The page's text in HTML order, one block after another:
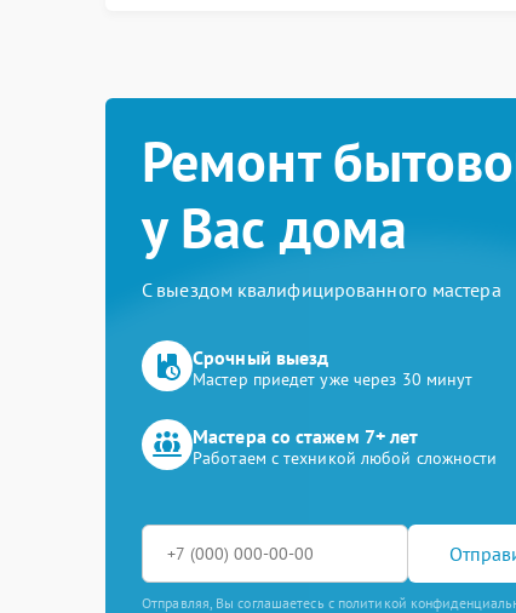
Ремонт
у Вас дома
С выездом квалифицированного мастера
Срочный выезд
Мастер приедет уже через 30 минут
Мастера со стажем 7+ лет
Работаем с техникой любой сложности
Отправляя, Вы соглашаетесь с политикой